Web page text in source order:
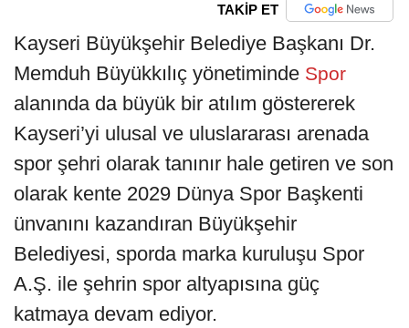
TAKİP ET
Kayseri Büyükşehir Belediye Başkanı Dr.
Memduh Büyükkılıç yönetiminde Spor
alanında da büyük bir atılım göstererek
Kayseri’yi ulusal ve uluslararası arenada
spor şehri olarak tanınır hale getiren ve son
olarak kente 2029 Dünya Spor Başkenti
ünvanını kazandıran Büyükşehir
Belediyesi, sporda marka kuruluşu Spor
A.Ş. ile şehrin spor altyapısına güç
katmaya devam ediyor.